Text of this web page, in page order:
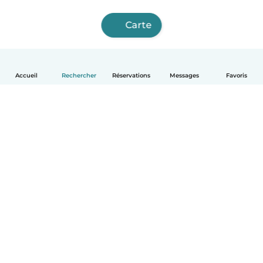
Accueil Rechercher Réservations Messages Favoris
Carte